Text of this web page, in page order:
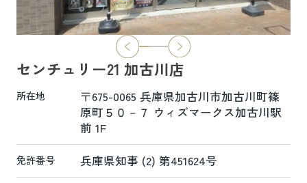
2026.06.29
本日より新ホームページへ完全移行にな
新ホームページは検索も楽々♪スマホに
も対応済！
より見やすくなっております！
是非一度ご覧ください(^^♪
センチュリー21 加古川店
所在地
〒675-0065 兵庫県加古川市加古川町篠
原町５０－７ ウィズマークス加古川駅
前 1F
免許番号 兵庫県知事 (2) 第451624号